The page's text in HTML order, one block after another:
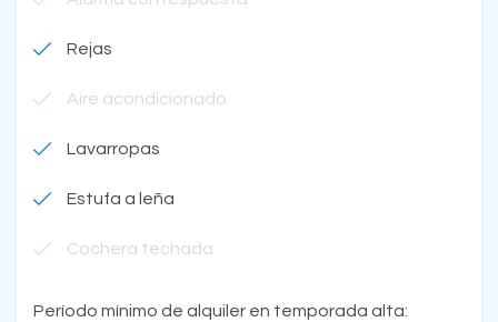
Rejas
Aire acondicionado
Lavarropas
Estufa a leña
Cochera techada
Período mínimo de alquiler en temporada alta: